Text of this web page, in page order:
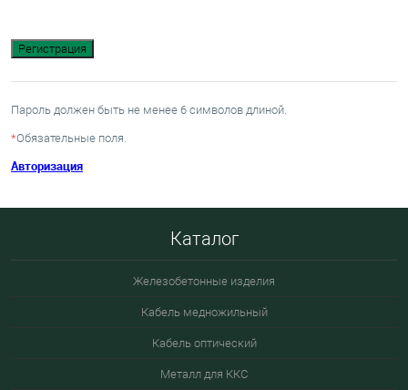
Пароль должен быть не менее 6 символов длиной.
*Обязательные поля.
Авторизация
Каталог
Железобетонные изделия
Кабель медножильный
Кабель оптический
Металл для ККС